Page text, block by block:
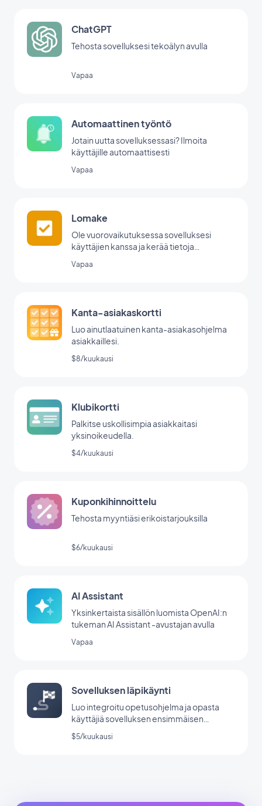
ChatGPT
Tehosta sovelluksesi tekoälyn avulla
Vapaa
Automaattinen työntö
Jotain uutta sovelluksessasi? Ilmoita
käyttäjille automaattisesti
Vapaa
Lomake
Ole vuorovaikutuksessa sovelluksesi
käyttäjien kanssa ja kerää tietoja
Vapaa
Kanta-asiakaskortti
Luo ainutlaatuinen kanta-asiakasohjelma
asiakkaillesi.
$8/kuukausi
Klubikortti
Palkitse uskollisimpia asiakkaitasi
yksinoikeudella.
$4/kuukausi
Kuponkihinnoittelu
Tehosta myyntiäsi erikoistarjouksilla
$6/kuukausi
AI Assistant
Yksinkertaista sisällön luomista OpenAI:n
tukeman AI Assistant -avustajan avulla
Vapaa
Sovelluksen läpikäynti
Luo integroitu opetusohjelma ja opasta
käyttäjiä sovelluksen ensimmäisen
käynnistyksen aikana.
$5/kuukausi